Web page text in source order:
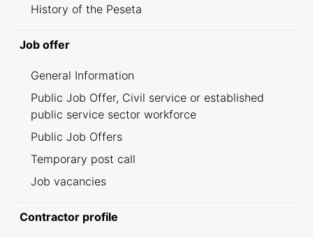
History of the Peseta
Job offer
General Information
Public Job Offer, Civil service or established
public service sector workforce
Public Job Offers
Temporary post call
Job vacancies
Contractor profile